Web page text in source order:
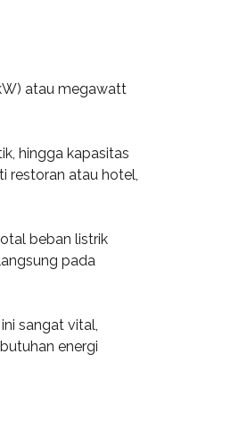
atau megawatt
hingga kapasitas
restoran atau hotel,
beban listrik
pada
sangat vital,
energi